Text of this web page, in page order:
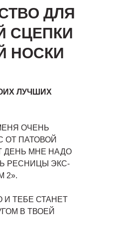
ДЛЯ
СЦЕПКИ
НОСКИ
ЛУЧШИХ
ОЧЕНЬ
ОТ ПАТОВОЙ
ДЕНЬ МНЕ НАДО
РЕСНИЦЫ ЭКС-
2».
И ТЕБЕ СТАНЕТ
В ТВОЕЙ